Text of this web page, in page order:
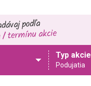
Typ akcie
Podujatia